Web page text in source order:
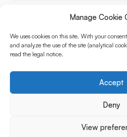
Manage Cookie
We uses cookies on this site. With your
and analyze the use of the site (analytical
read the legal notice.
Accept
Deny
View
YINI (The Yogurt in Nutrition
Danone Institute International. Elle
preuves actuelles sur la place du
Social Media